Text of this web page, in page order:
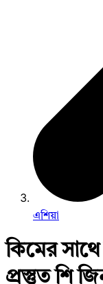
এশিয়া
কিমের
প্রস্তুত শি